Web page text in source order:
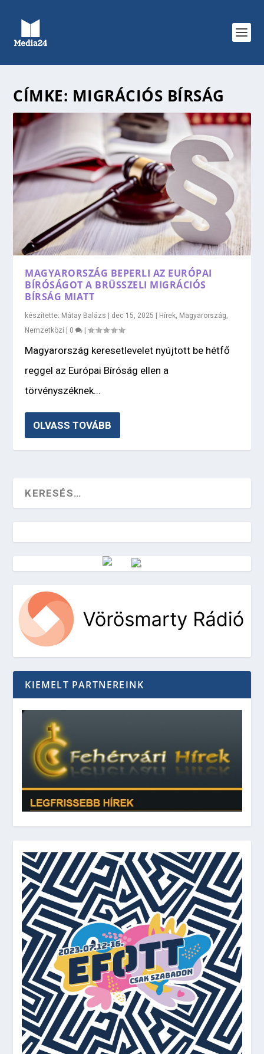
CÍMKE: MIGRÁCIÓS BÍRSÁG
MAGYARORSZÁG BEPERLI AZ EURÓPAI
BÍRÓSÁGOT A BRÜSSZELI MIGRÁCIÓS
BÍRSÁG MIATT
készítette: Mátay Balázs | dec 15, 2025 | Hírek Magyarország
Nemzetközi | 0 |
Magyarország keresetlevelet nyújtott be hétfő
reggel az Európai Bíróság ellen a
törvényszéknek...
OLVASS TOVÁBB
Vörösmarty Rádió
KIEMELT PARTNEREINK